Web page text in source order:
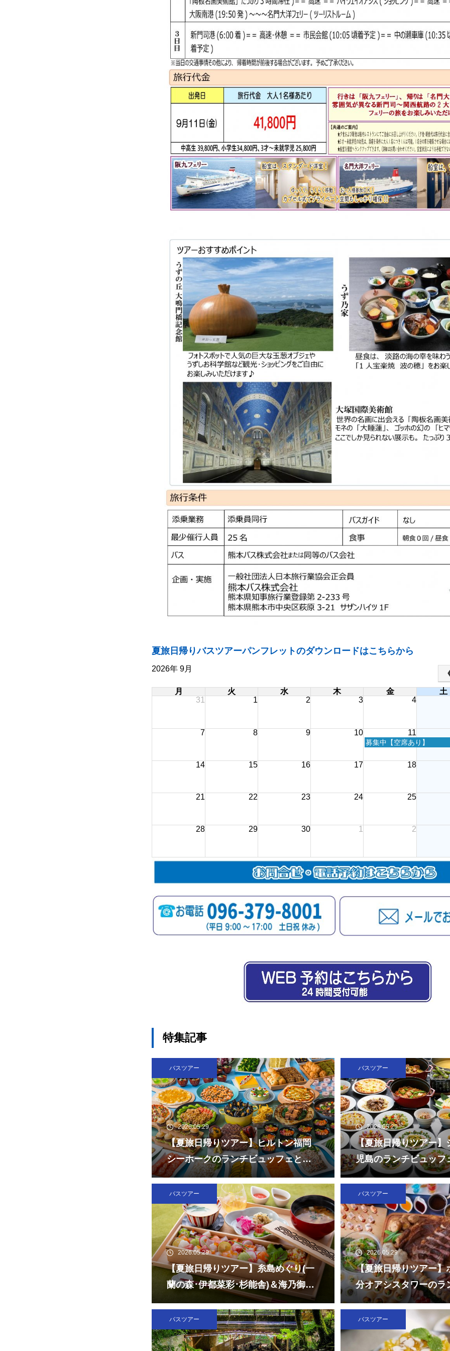
夏旅日帰りバスツアーパンフレットのダウンロードはこちらから
2026年 9月
月 火 水 木 金
土
31
1 2 3 4
7 8 9 10 11
金
日,
募集中【空席あり】
14 15 16 17 18
21 22 23 24 25
28 29 30 1 2
特集記事
バスツアー
2026.05.29
【夏旅日帰りツアー】ヒルトン福岡
シーホークのランチビュッフェとチ
ームラボフォレスト福岡
バスツアー
2026.05.29
【夏旅日帰りツアー】
児島のランチビュッフ
ルドかごしま水族館
バスツアー
2026.05.29
【夏旅日帰りツアー】糸島めぐり(一
蘭の森･伊都菜彩･杉能舎)＆海乃御馳
走「玄海灘ちらし重」ランチ
バスツアー
2026.05.29
【夏旅日帰りツアー】
分オアシスタワーのラ
ェと大分マリーンパ
みたまご」
バスツアー バスツアー